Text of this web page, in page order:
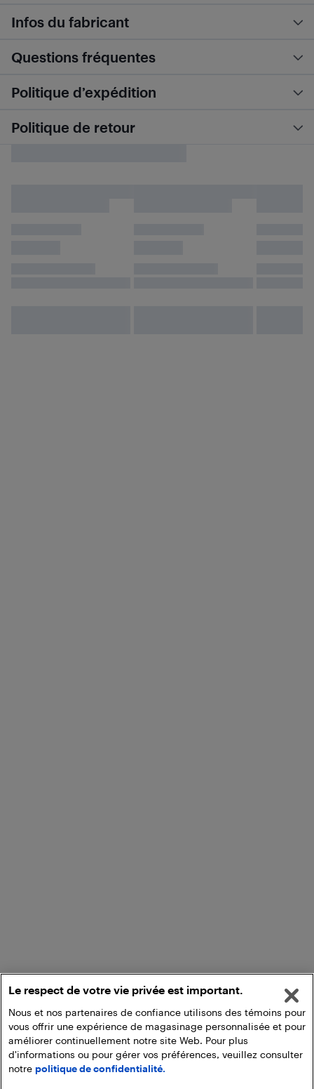
Infos du fabricant
Questions fréquentes
Politique d’expédition
Politique de retour
Ajouter au panier
Le respect de votre vie privée est important.
Nous et nos partenaires de confiance utilisons des témoins pour
vous offrir une expérience de magasinage personnalisée et pour
améliorer continuellement notre site Web. Pour plus
d'informations ou pour gérer vos préférences, veuillez consulter
notre politique de confidentialité.